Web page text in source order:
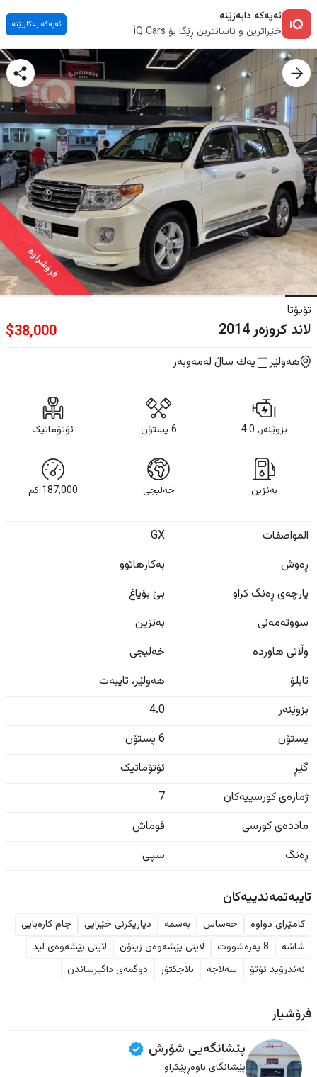
ئەپەکە دابەزێنە
خێراترین و ئاسانترین ڕێگا بۆ iQ Cars
ئەپەکە بەکاربێنە
فرۆشراوە
تۆیۆتا
لاند کروزەر2014
$38,000
هەولێر یه‌ك ساڵ لەمەوبەر
بزوێنەر, 4.0 6 پستۆن ئۆتۆماتیک
بەنزین خەلیجی 187,000 كم
المواصفات
GX
ڕەوش
بەکارهاتوو
پارچەی ڕەنگ کراو
بێ بۆیاغ
سووتەمەنی
بەنزین
وڵاتی هاوردە
خەلیجی
تابلۆ
هەولێر، تایبەت
بزوێنەر
4.0
پستۆن
6 پستۆن
گێڕ
ئۆتۆماتیک
ژمارەی کورسییەکان
7
ماددەی کورسی
قوماش
ڕەنگ
سپی
تایبەتمەندییەکان
کامێرای دواوە حەساس بەسمە دیاریکرنی خێرایی
جام کارەبایی
شاشە
8 پەرەشووت لایتی پێشەوەی زینۆن
لایتی پێشەوەی لید
ئەندرۆید ئۆتۆ
سەلاجە بلاجکتۆر دوگمەی داگیرساندن
فرۆشیار
پێشانگەیی ‏شۆرش
پێشانگای باوەڕپێکراو